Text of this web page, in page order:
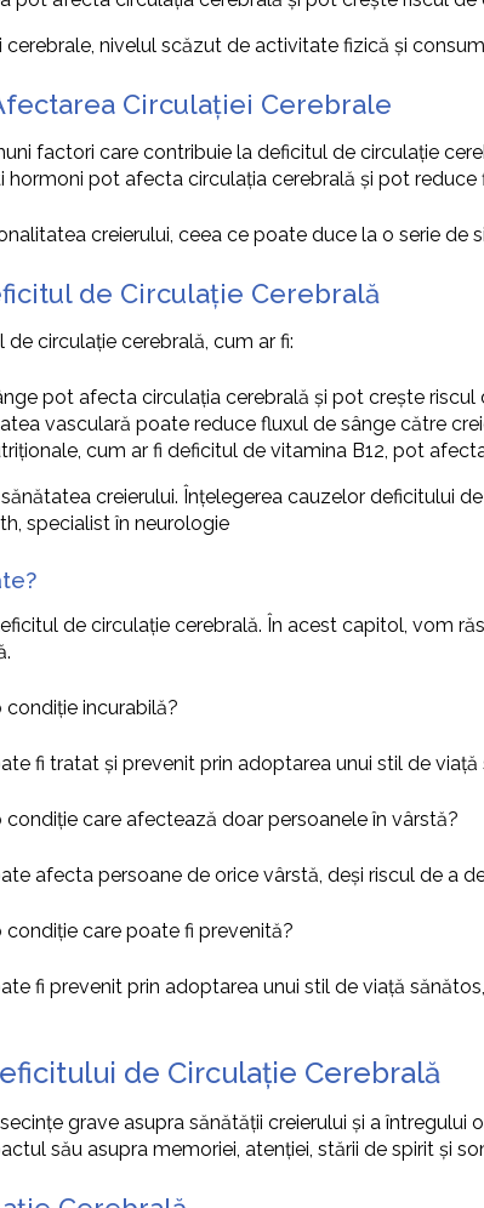
nivelul scăzut de activitate fizică și
Circulației Cerebrale
factori care contribuie la deficitul de circulație
pot afecta circulația cerebrală și pot reduce
creierului, ceea ce poate duce la o serie
de Circulație Cerebrală
circulație cerebrală, cum ar fi:
pot afecta circulația cerebrală și pot crește
vasculară poate reduce fluxul de sânge către
cum ar fi deficitul de vitamina B12, pot
creierului. Înțelegerea cauzelor deficitului
specialist în neurologie
de circulație cerebrală. În acest capitol, vom
condiție incurabilă?
fi tratat și prevenit prin adoptarea unui stil de
care afectează doar persoanele în vârstă?
afecta persoane de orice vârstă, deși riscul de a
condiție care poate fi prevenită?
fi prevenit prin adoptarea unui stil de viață
de Circulație Cerebrală
grave asupra sănătății creierului și a
său asupra memoriei, atenției, stării de spirit și